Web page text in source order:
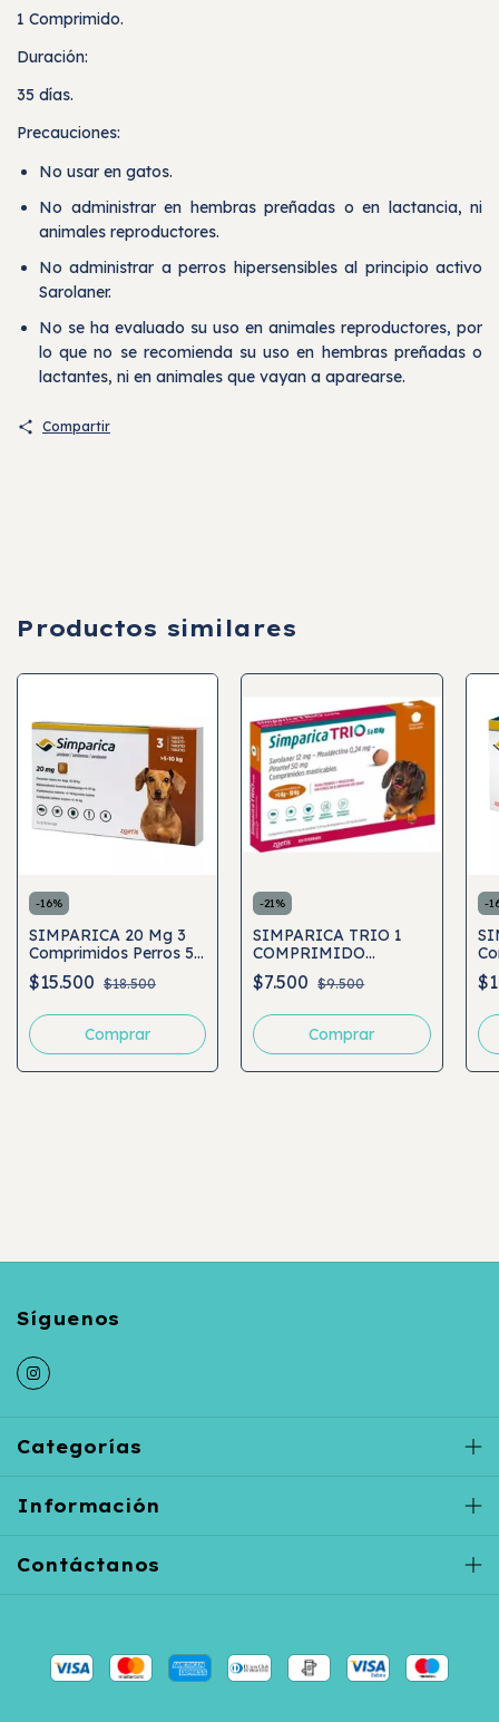
1 Comprimido.
Duración:
35 días.
Precauciones:
No usar en gatos.
No administrar en hembras preñadas o en lactancia, ni
animales reproductores.
No administrar a perros hipersensibles al principio activo
Sarolaner.
No se ha evaluado su uso en animales reproductores, por
lo que no se recomienda su uso en hembras preñadas o
lactantes, ni en animales que vayan a aparearse.
Compartir
Productos similares
-16%
SIMPARICA 20 Mg 3
Comprimidos Perros 5
a 10 Kg
$15.500 $18.500
-21 %
SIMPARICA TRIO 1
COMPRIMIDO
PERROS 5 A 10 KG
$7.500 $9.500
-
a
Categorías
Información
Contáctanos